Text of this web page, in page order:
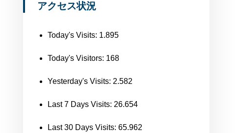
アクセス状況
Today's Visits: 1.895
Today's Visitors: 168
Yesterday's Visits: 2.582
Last 7 Days Visits: 26.654
Last 30 Days Visits: 65.962